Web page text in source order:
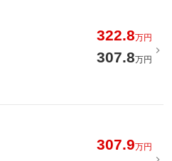
322.8万円
307.8万円
307.9万円